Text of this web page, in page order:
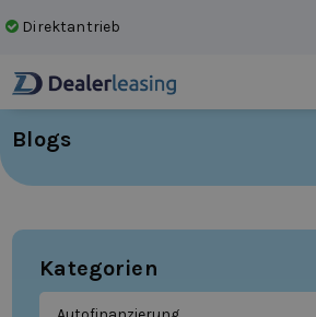
Direktantrieb
Blogs
Kategorien